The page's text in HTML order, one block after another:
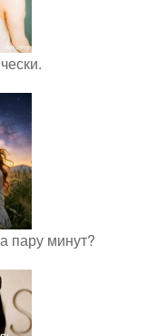
пару минут?